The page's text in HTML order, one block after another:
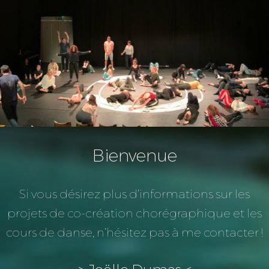
Bienvenue
Si vous désirez plus d’informations sur les
projets de co-création chorégraphique et les
cours de danse, n’hésitez pas à me contacter !